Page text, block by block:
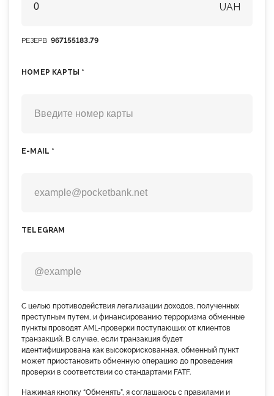
UAH
РЕЗЕРВ 967155183.79
НОМЕР КАРТЫ *
E-MAIL *
TELEGRAM
С целью противодействия легализации доходов, полученных
преступным путем, и финансированию терроризма обменные
пункты проводят AML-проверки поступающих от клиентов
транзакций. В случае, если транзакция будет
идентифицирована как высокорискованная, обменный пункт
может приостановить обменную операцию до проведения
проверки в соответствии со стандартами FATF.
Нажимая кнопку “Обменять”, я соглашаюсь с правилами и